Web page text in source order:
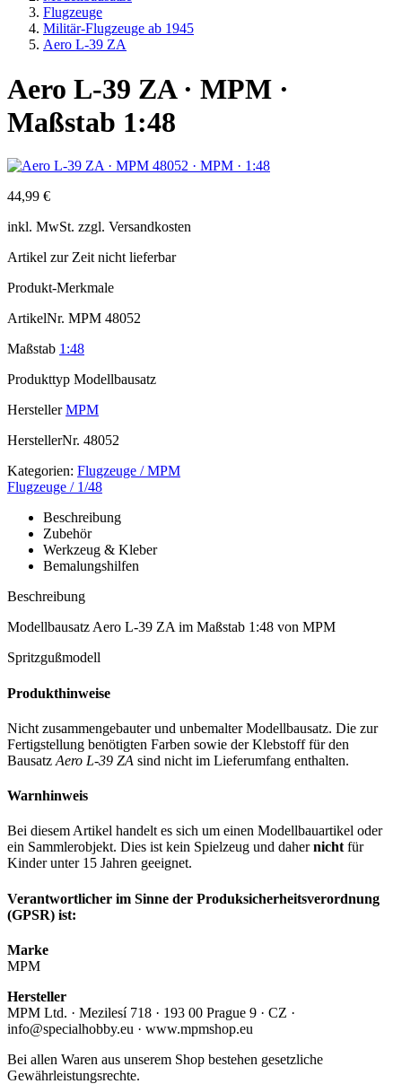
Flugzeuge
Militär-Flugzeuge ab 1945
Aero L-39 ZA
Aero L-39 ZA · MPM ·
Maßstab 1:48
44,99 €
inkl. MwSt. zzgl. Versandkosten
Artikel zur Zeit nicht lieferbar
Produkt-Merkmale
ArtikelNr. MPM 48052
Maßstab 1:48
Produkttyp Modellbausatz
Hersteller MPM
HerstellerNr. 48052
Kategorien: Flugzeuge / MPM
Flugzeuge / 1/48
Beschreibung
Zubehör
Werkzeug & Kleber
Bemalungshilfen
Beschreibung
Modellbausatz Aero L-39 ZA im Maßstab 1:48 von MPM
Spritzgußmodell
Produkthinweise
Nicht zusammengebauter und unbemalter Modellbausatz. Die zur
Fertigstellung benötigten Farben sowie der Klebstoff für den
Bausatz Aero L-39 ZA sind nicht im Lieferumfang enthalten.
Warnhinweis
Bei diesem Artikel handelt es sich um einen Modellbauartikel oder
ein Sammlerobjekt. Dies ist kein Spielzeug und dahernicht für
Kinder unter 15 Jahren geeignet.
Verantwortlicher im Sinne der Produksicherheitsverordnung
(GPSR) ist:
Marke
MPM
Hersteller
MPM Ltd. · Mezilesí 718 · 193 00 Prague 9 · CZ ·
info@specialhobby.eu · www.mpmshop.eu
Bei allen Waren aus unserem Shop bestehen gesetzliche
Gewährleistungsrechte.